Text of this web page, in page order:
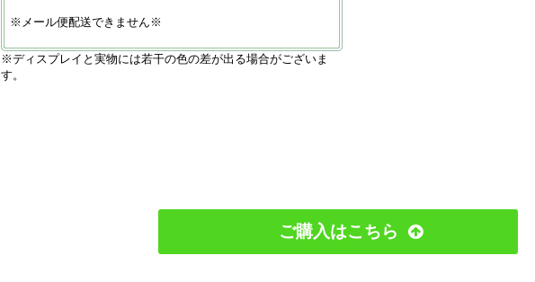
※メール便配送できません※
※ディスプレイと実物には若干の色の差が出る場合がございま
す。
ご購入はこちら